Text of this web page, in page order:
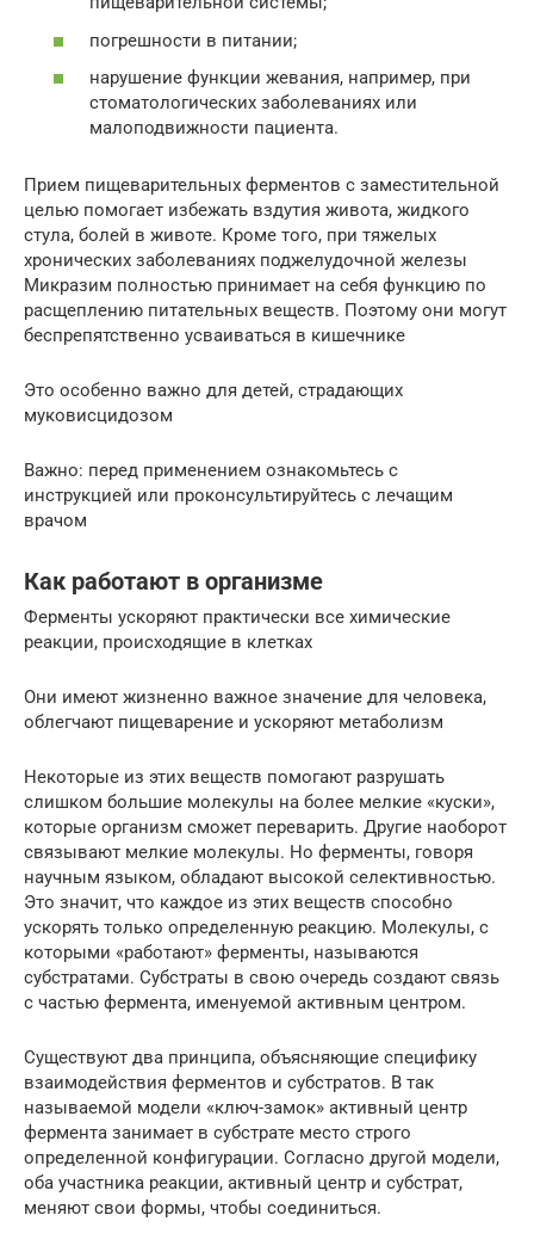
погрешности в питании;
нарушение функции жевания, например, при
стоматологических заболеваниях или
малоподвижности пациента.
Прием пищеварительных ферментов с заместительной
целью помогает избежать вздутия живота, жидкого
стула, болей в животе. Кроме того, при тяжелых
хронических заболеваниях поджелудочной железы
Микразим полностью принимает на себя функцию по
расщеплению питательных веществ. Поэтому они могут
беспрепятственно усваиваться в кишечнике
Это особенно важно для детей, страдающих
муковисцидозом
Важно: перед применением ознакомьтесь с
инструкцией или проконсультируйтесь с лечащим
врачом
Как работают в организме
Ферменты ускоряют практически все химические
реакции, происходящие в клетках
Они имеют жизненно важное значение для человека,
облегчают пищеварение и ускоряют метаболизм
Некоторые из этих веществ помогают разрушать
слишком большие молекулы на более мелкие «куски»,
которые организм сможет переварить. Другие наоборот
связывают мелкие молекулы. Но ферменты, говоря
научным языком, обладают высокой селективностью.
Это значит, что каждое из этих веществ способно
ускорять только определенную реакцию. Молекулы, с
которыми «работают» ферменты, называются
субстратами. Субстраты в свою очередь создают связь
с частью фермента, именуемой активным центром.
Существуют два принципа, объясняющие специфику
взаимодействия ферментов и субстратов. В так
называемой модели «ключ-замок» активный центр
фермента занимает в субстрате место строго
определенной конфигурации. Согласно другой модели,
оба участника реакции, активный центр и субстрат,
меняют свои формы, чтобы соединиться.